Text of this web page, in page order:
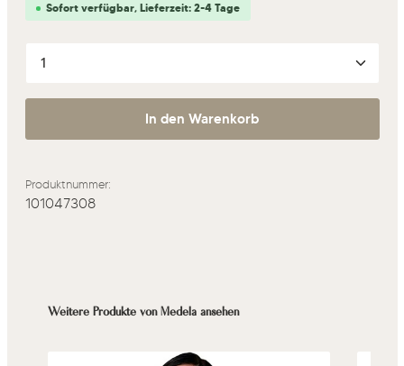
Sofort verfügbar, Lieferzeit: 2-4 Tage
Produkt Anzahl: Gib den gewünschten Wert ein
In den Warenkorb
Produktnummer:
101047308
Produktgalerie überspringen
Weitere Produkte von Medela ansehen